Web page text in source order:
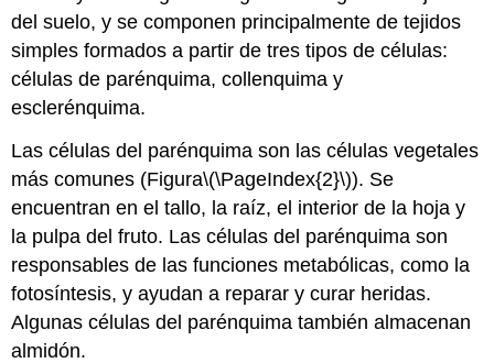
del suelo, y se componen principalmente de tejidos
simples formados a partir de tres tipos de células:
células de parénquima, collenquima y
esclerénquima.
Las células del parénquima son las células vegetales
más comunes (Figura\(\PageIndex{2}\)). Se
encuentran en el tallo, la raíz, el interior de la hoja y
la pulpa del fruto. Las células del parénquima son
responsables de las funciones metabólicas, como la
fotosíntesis, y ayudan a reparar y curar heridas.
Algunas células del parénquima también almacenan
almidón.